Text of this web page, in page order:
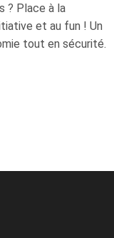
? Place à la
et au fun ! Un
tout en sécurité.